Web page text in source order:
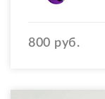
800 руб.